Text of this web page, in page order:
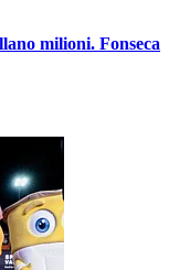
milioni. Fonseca